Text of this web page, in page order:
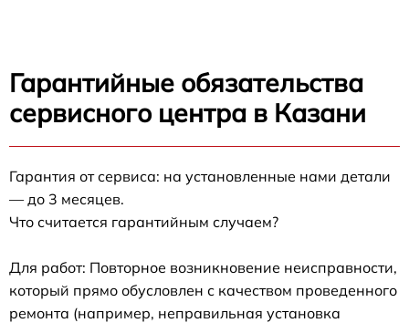
Гарантийные обязательства
сервисного центра в Казани
Гарантия от сервиса: на установленные нами детали
— до 3 месяцев.
Что считается гарантийным случаем?
Для работ: Повторное возникновение неисправности,
который прямо обусловлен с качеством проведенного
ремонта (например, неправильная установка